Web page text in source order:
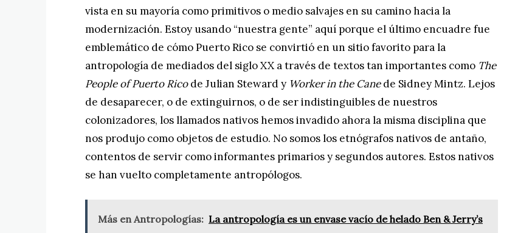
vista en su mayoría como primitivos o medio salvajes en su camino hacia la
modernización. Estoy usando “nuestra gente” aquí porque el último encuadre fue
emblemático de cómo Puerto Rico se convirtió en un sitio favorito para la
antropología de mediados del siglo XX a través de textos tan importantes como The
People of Puerto Ricode Julian Steward y Worker in the Canede Sidney Mintz. Lejos
de desaparecer, o de extinguirnos, o de ser indistinguibles de nuestros
colonizadores, los llamados nativos hemos invadido ahora la misma disciplina que
nos produjo como objetos de estudio. No somos los etnógrafos nativos de antaño,
contentos de servir como informantes primarios y segundos autores. Estos nativos
se han vuelto completamente antropólogos.
Más en Antropologías: La antropología es un envase vacío de helado Ben & Jerry’s